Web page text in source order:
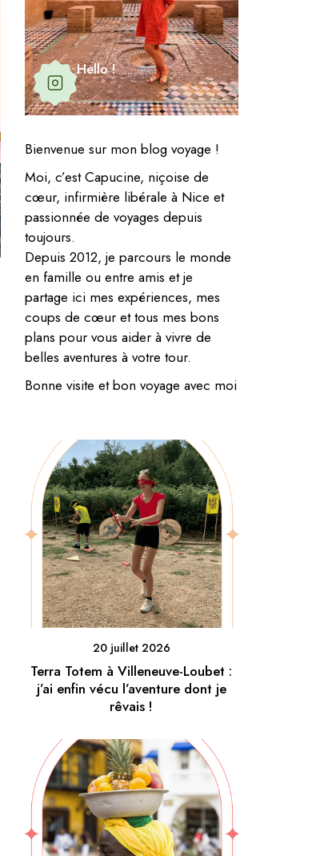
Hello !
Bienvenue sur mon blog voyage !
Moi, c’est Capucine, niçoise de
cœur, infirmière libérale à Nice et
passionnée de voyages depuis
toujours.
Depuis 2012, je parcours le monde
en famille ou entre amis et je
partage ici mes expériences, mes
coups de cœur et tous mes bons
plans pour vous aider à vivre de
belles aventures à votre tour.
Bonne visite et bon voyage avec moi
20 juillet 2026
Terra Totem à Villeneuve-Loubet :
j’ai enfin vécu l’aventure dont je
rêvais !